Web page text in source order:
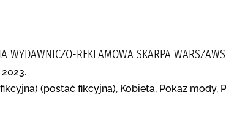
WYDAWNICZO-REKLAMOWA SKARPA
(postać fikcyjna), Kobieta, Pokaz mody,